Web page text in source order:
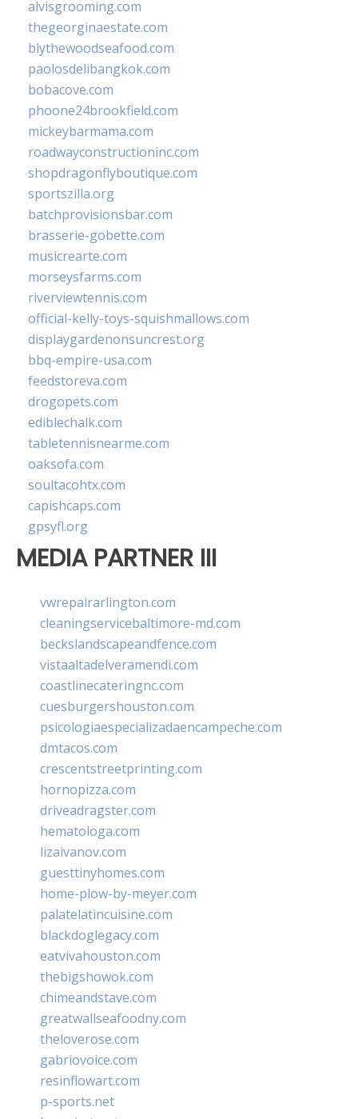
alvisgrooming.com
thegeorginaestate.com
blythewoodseafood.com
paolosdelibangkok.com
bobacove.com
phoone24brookfield.com
mickeybarmama.com
roadwayconstructioninc.com
shopdragonflyboutique.com
sportszilla.org
batchprovisionsbar.com
brasserie-gobette.com
musicrearte.com
morseysfarms.com
riverviewtennis.com
official-kelly-toys-squishmallows.com
displaygardenonsuncrest.org
bbq-empire-usa.com
feedstoreva.com
drogopets.com
ediblechalk.com
tabletennisnearme.com
oaksofa.com
soultacohtx.com
capishcaps.com
gpsyfl.org
MEDIA PARTNER III
vwrepairarlington.com
cleaningservicebaltimore-md.com
beckslandscapeandfence.com
vistaaltadelveramendi.com
coastlinecateringnc.com
cuesburgershouston.com
psicologiaespecializadaencampeche.com
dmtacos.com
crescentstreetprinting.com
hornopizza.com
driveadragster.com
hematologa.com
lizaivanov.com
guesttinyhomes.com
home-plow-by-meyer.com
palatelatincuisine.com
blackdoglegacy.com
eatvivahouston.com
thebigshowok.com
chimeandstave.com
greatwallseafoodny.com
theloverose.com
gabriovoice.com
resinflowart.com
p-sports.net